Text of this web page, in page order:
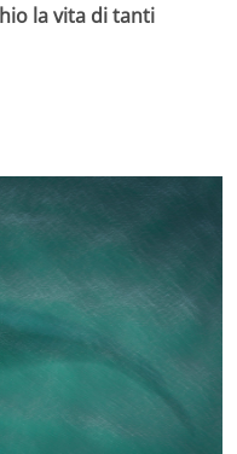
la vita di tanti